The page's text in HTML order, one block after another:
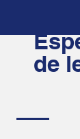
de